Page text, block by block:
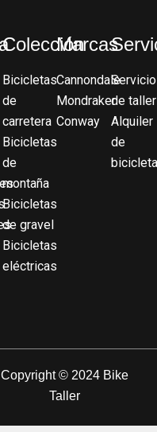
Colección
Bicicletas
de
carretera
Bicicletas
de
montaña
Bicicletas
de gravel
Bicicletas
eléctricas
Marcas
Cannondale
Mondraker
Conway
Servicio
de taller
Alquiler
de
Copyright © 2024 Bike
Taller